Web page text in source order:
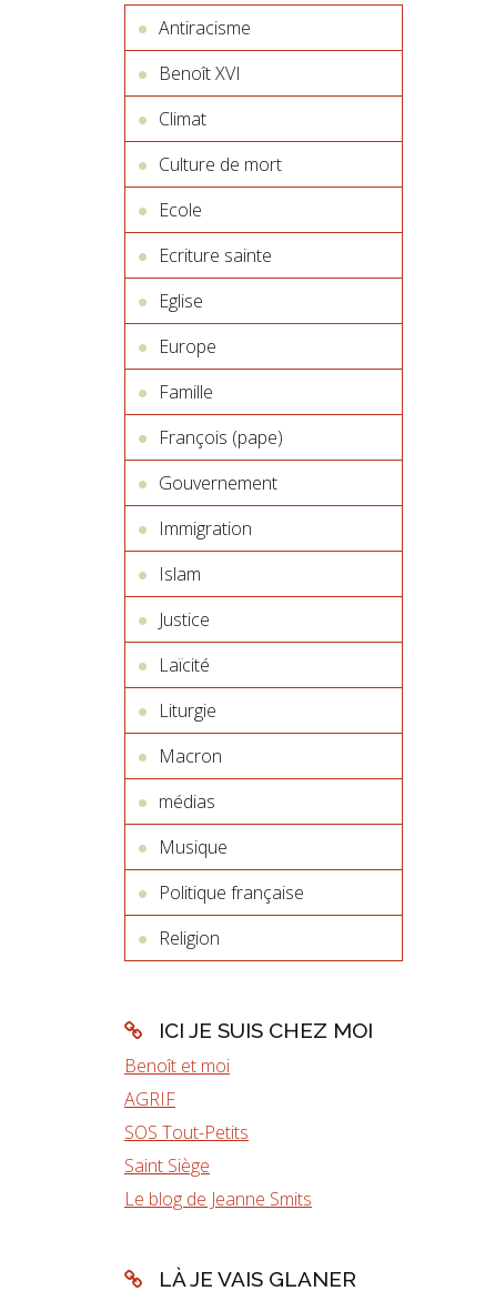
Antiracisme
Benoît XVI
Climat
Culture de mort
Ecole
Ecriture sainte
Eglise
Europe
Famille
François (pape)
Gouvernement
Immigration
Islam
Justice
Laïcité
Liturgie
Macron
médias
Musique
Politique française
Religion
ICI JE SUIS CHEZ MOI
Benoît et moi
AGRIF
SOS Tout-Petits
Saint Siège
Le blog de Jeanne Smits
LÀ JE VAIS GLANER